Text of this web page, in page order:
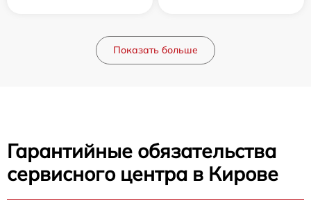
Показать больше
Гарантийные обязательства
сервисного центра в Кирове